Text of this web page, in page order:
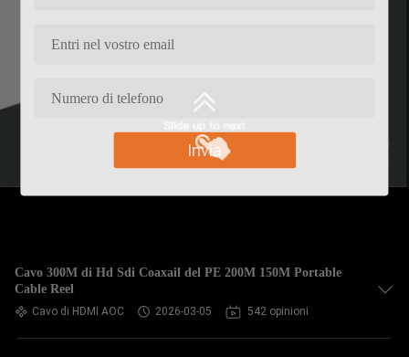
Invia
Cavo 300M di Hd Sdi Coaxail del PE 200M 150M Portable
Cable Reel
Cavo di HDMI AOC 2026-03-05 542 opinioni